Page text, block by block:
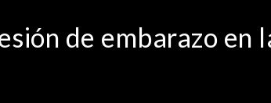
de embarazo